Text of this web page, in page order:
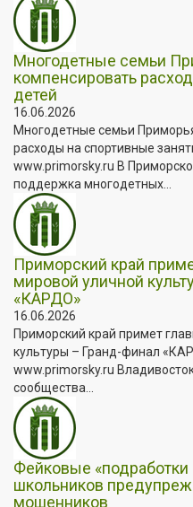
Многодетные семьи
компенсировать
детей
16.06.2026
Многодетные семьи
расходы на спортивные
www.primorsky.ru В
поддержка многодетных...
Приморский край
мировой уличной
«КАРДО»
16.06.2026
Приморский край примет
культуры – Гранд-финал
www.primorsky.ru
сообщества...
Фейковые «подработки
школьников
мошенников